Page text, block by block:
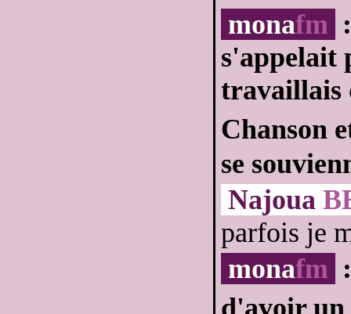
monafm
s'appelait
travaillais
Chanson
se
Najoua
parfois je
monafm